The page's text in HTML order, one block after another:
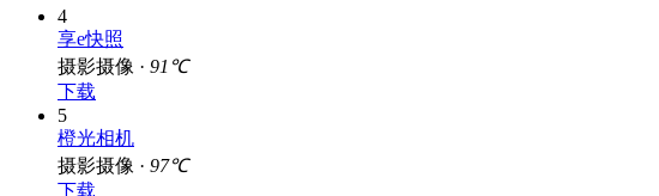
4
享e快照
摄影摄像 ·
91℃
下载
5
橙光相机
摄影摄像 ·